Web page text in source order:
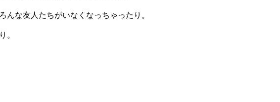
んな友人たちがいなくなっちゃったり。
。